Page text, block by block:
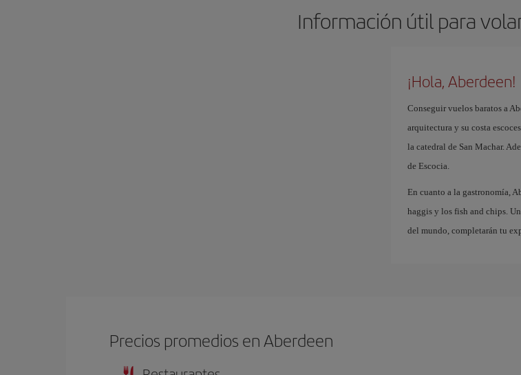
Información útil para
¡Hola, Aberdeen!
Conseguir vuelos baratos a
arquitectura y su costa
la catedral de San Machar.
de Escocia.
En cuanto a la gastronomía,
haggis y los fish and chips.
del mundo, completarán tu
Precios promedios en Aberdeen